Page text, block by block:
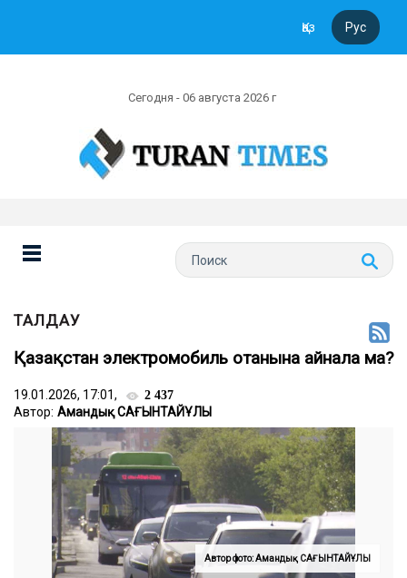
Қаз Рус
Сегодня - 06 августа 2026 г
ТАЛДАУ
Қазақстан электромобиль отанына айнала ма?
19.01.2026, 17:01, 2 437
Автор: Амандық САҒЫНТАЙҰЛЫ
Автор фото: Амандық САҒЫНТАЙҰЛЫ